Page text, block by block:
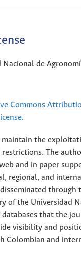
Nacional de
Commons
.
the
The
and in paper
regional, and
through
of the Universidad
that the
visibility and
Colombian and